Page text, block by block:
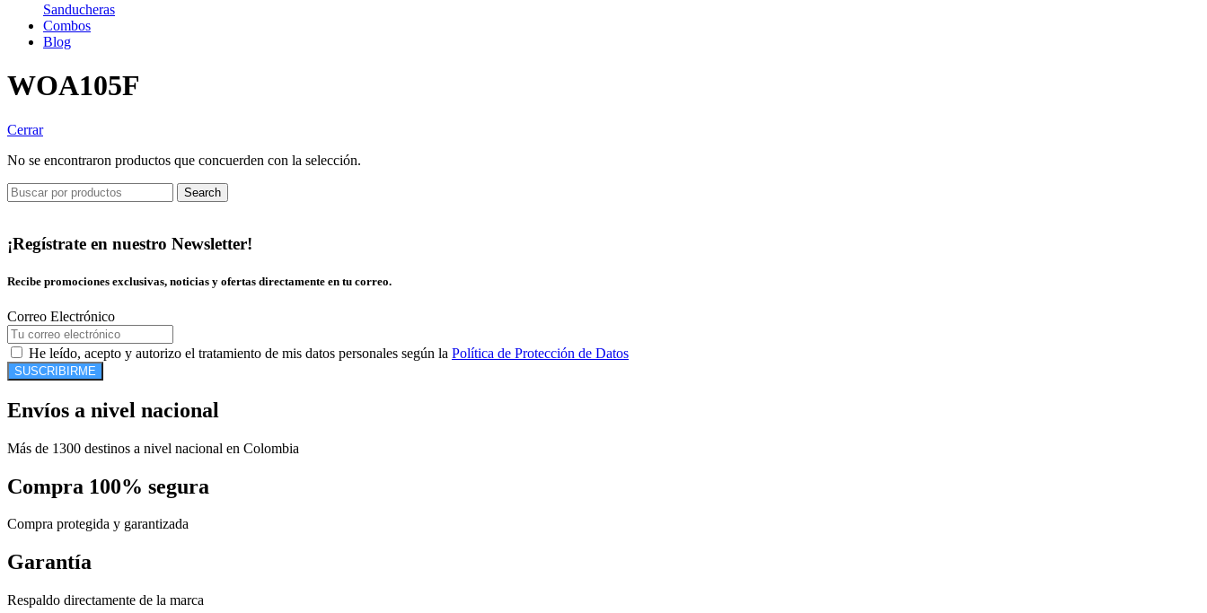
Sanducheras
Combos
Blog
WOA105F
Cerrar
No se encontraron productos que concuerden con la selección.
Search
¡Regístrate en nuestro Newsletter!
Recibe promociones exclusivas, noticias y ofertas directamente en tu correo.
Correo Electrónico
He leído, acepto y autorizo el tratamiento de mis datos personales según la Política de Protección de Datos
SUSCRIBIRME
Envíos a nivel nacional
Más de 1300 destinos a nivel nacional en Colombia
Compra 100% segura
Compra protegida y garantizada
Garantía
Respaldo directamente de la marca